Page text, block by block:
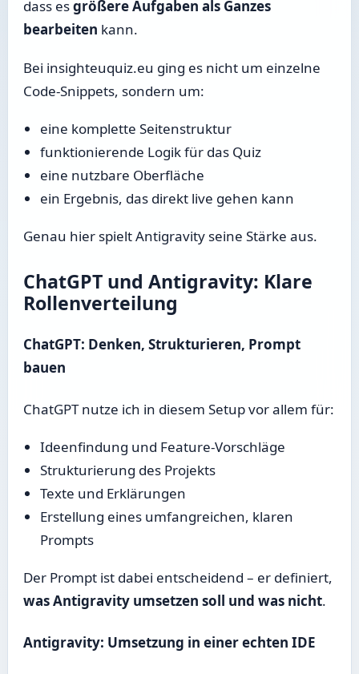
dass esgrößere Aufgaben als Ganzes
bearbeiten kann.
Bei insighteuquiz.eu ging es nicht um einzelne
Code-Snippets, sondern um:
eine komplette Seitenstruktur
funktionierende Logik für das Quiz
eine nutzbare Oberfläche
ein Ergebnis, das direkt live gehen kann
Genau hier spielt Antigravity seine Stärke aus.
ChatGPT und Antigravity: Klare
Rollenverteilung
ChatGPT: Denken, Strukturieren, Prompt
bauen
ChatGPT nutze ich in diesem Setup vor allem für:
Ideenfindung und Feature-Vorschläge
Strukturierung des Projekts
Texte und Erklärungen
Erstellung eines umfangreichen, klaren
Prompts
Der Prompt ist dabei entscheidend – er definiert,
was Antigravity umsetzen soll und was nicht.
Antigravity: Umsetzung in einer echten IDE